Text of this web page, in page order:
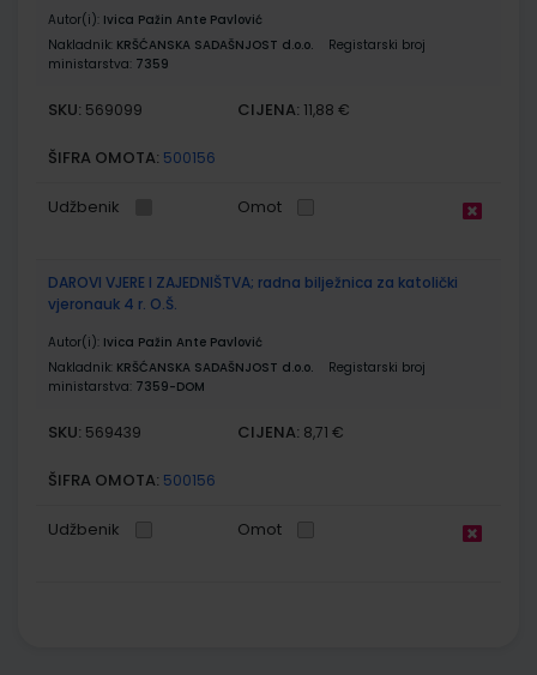
Autor(i): Ivica Pažin Ante Pavlović
Nakladnik: KRŠĆANSKA SADAŠNJOST d.o.o.
Registarski broj
ministarstva: 7359
SKU: 569099 CIJENA: 11,88 €
ŠIFRA OMOTA: 500156
Udžbenik Omot
DAROVI VJERE I ZAJEDNIŠTVA; radna bilježnica za katolički
vjeronauk 4 r. O.Š.
Autor(i): Ivica Pažin Ante Pavlović
Nakladnik: KRŠĆANSKA SADAŠNJOST d.o.o.
Registarski broj
ministarstva: 7359-DOM
SKU: 569439 CIJENA: 8,71 €
ŠIFRA OMOTA: 500156
Udžbenik Omot